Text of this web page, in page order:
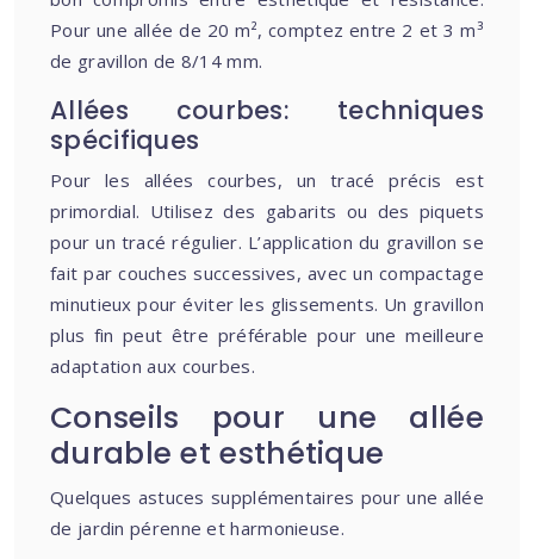
Pour une allée de 20 m², comptez entre 2 et 3 m³
de gravillon de 8/14 mm.
Allées courbes: techniques
spécifiques
Pour les allées courbes, un tracé précis est
primordial. Utilisez des gabarits ou des piquets
pour un tracé régulier. L’application du gravillon se
fait par couches successives, avec un compactage
minutieux pour éviter les glissements. Un gravillon
plus fin peut être préférable pour une meilleure
adaptation aux courbes.
Conseils pour une allée
durable et esthétique
Quelques astuces supplémentaires pour une allée
de jardin pérenne et harmonieuse.